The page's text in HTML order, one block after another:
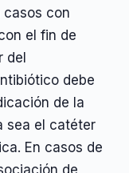
con
el fin de
del
debe
de la
sea el catéter
En casos de